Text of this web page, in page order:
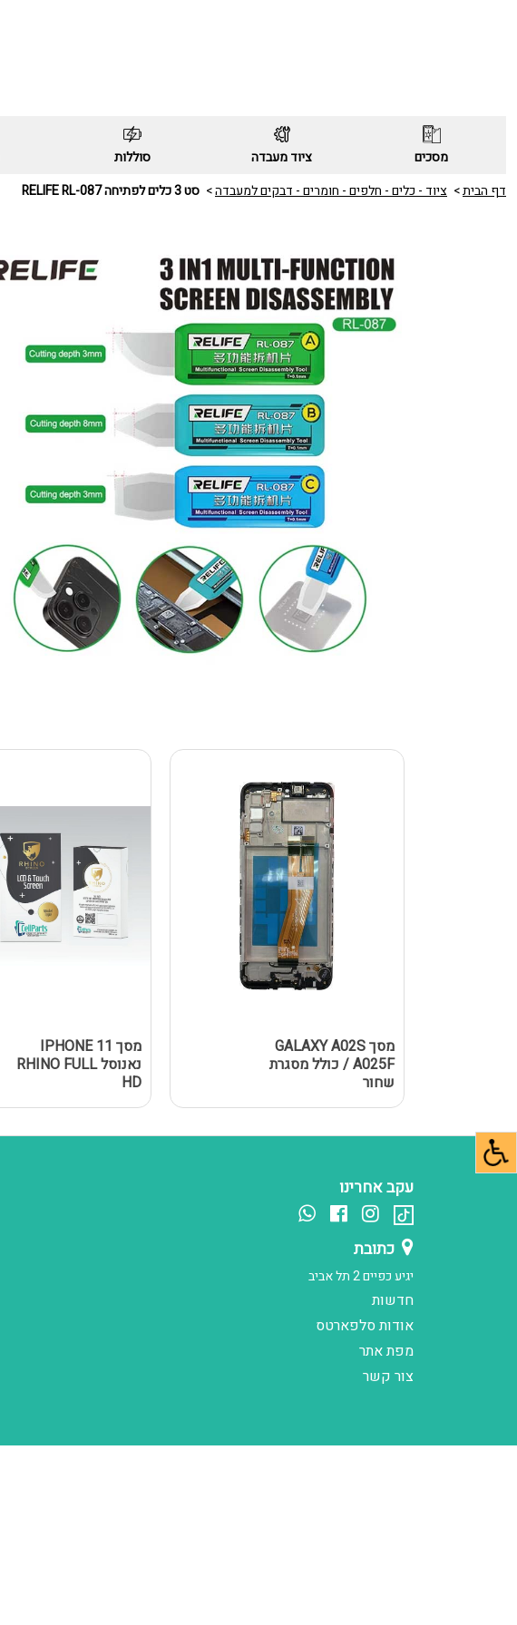
מסכים ציוד מעבדה סוללות
דף הבית
ציוד - כלים - חלפים - חומרים - דבקים למעבדה סט 3 כלים לפתיחה RELIFE RL-087
מסך GALAXY A02S
/ A025F כולל מסגרת
שחור
מסך IPHONE 11
נאנוסל RHINO FULL
HD
עקב אחרינו
כתובת
יגיע כפיים 2 תל אביב
חדשות
אודות סלפארטס
מפת אתר
צור קשר